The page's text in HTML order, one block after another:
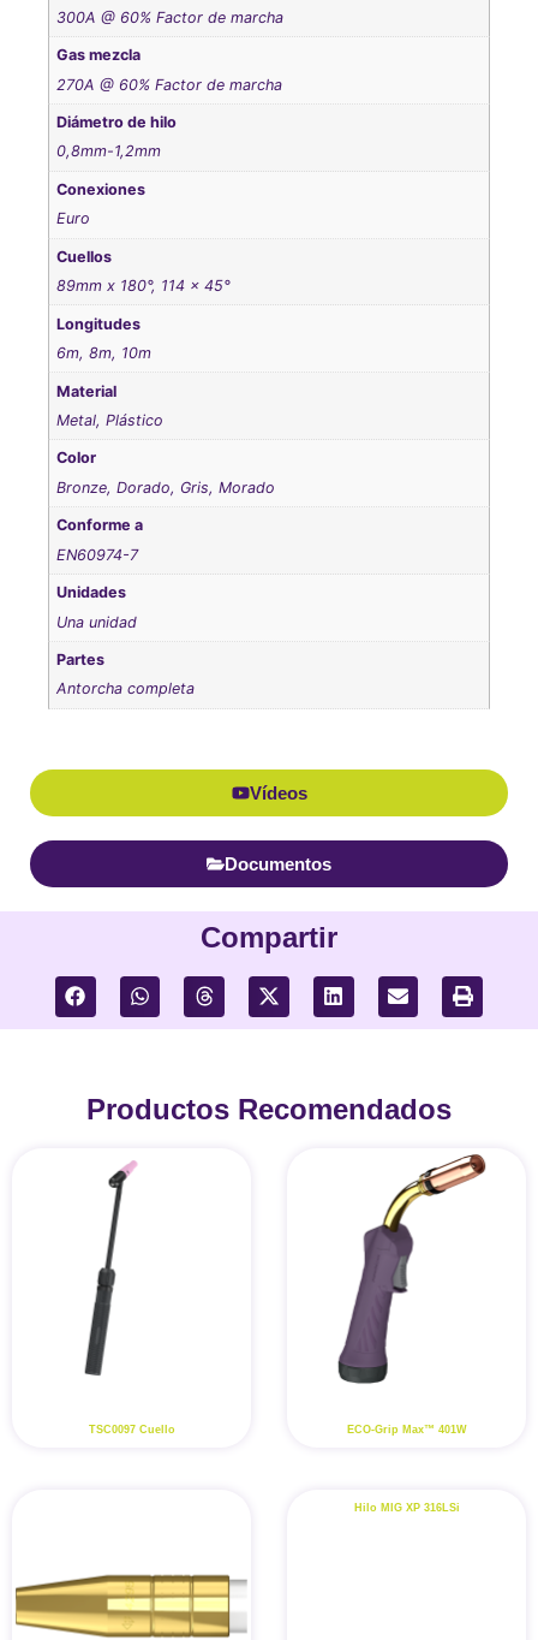
300A @ 60% Factor de marcha
Gas mezcla
270A @ 60% Factor de marcha
Diámetro de hilo
0,8mm-1,2mm
Conexiones
Euro
Cuellos
89mm x 180°, 114 x 45°
Longitudes
6m, 8m, 10m
Material
Metal, Plástico
Color
Bronze, Dorado, Gris, Morado
Conforme a
EN60974-7
Unidades
Una unidad
Partes
Antorcha completa
Vídeos
Documentos
Compartir
Productos Recomendados
TSC0097 Cuello ECO-Grip Max™ 401W
Hilo MIG XP 316LSi